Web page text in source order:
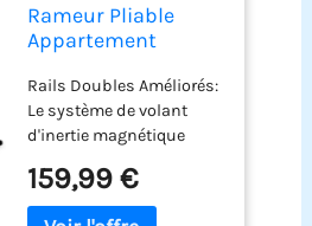
Rameur Pliable
Appartement
Magnétique 16 Niv
de Résistance
Rails Doubles Améliorés:
Le système de volant
d'inertie magnétique
unique à double rail vous
permettent de ramer
159,99 €